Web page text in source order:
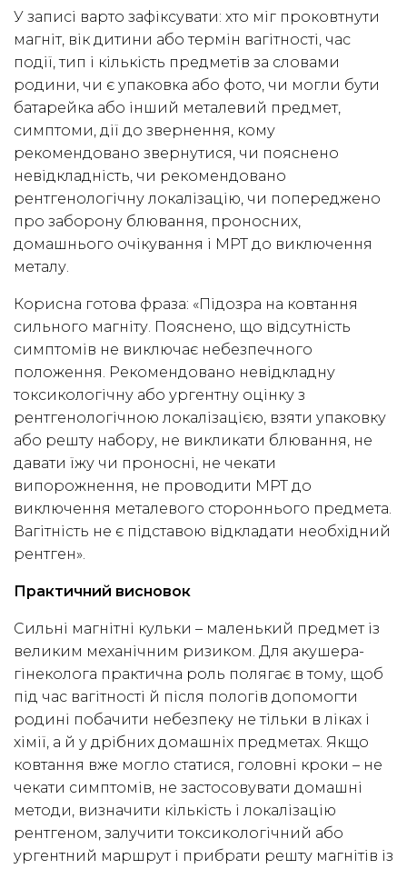
У записі варто зафіксувати: хто міг проковтнути
магніт, вік дитини або термін вагітності, час
події, тип і кількість предметів за словами
родини, чи є упаковка або фото, чи могли бути
батарейка або інший металевий предмет,
симптоми, дії до звернення, кому
рекомендовано звернутися, чи пояснено
невідкладність, чи рекомендовано
рентгенологічну локалізацію, чи попереджено
про заборону блювання, проносних,
домашнього очікування і МРТ до виключення
металу.
Корисна готова фраза: «Підозра на ковтання
сильного магніту. Пояснено, що відсутність
симптомів не виключає небезпечного
положення. Рекомендовано невідкладну
токсикологічну або ургентну оцінку з
рентгенологічною локалізацією, взяти упаковку
або решту набору, не викликати блювання, не
давати їжу чи проносні, не чекати
випорожнення, не проводити МРТ до
виключення металевого стороннього предмета.
Вагітність не є підставою відкладати необхідний
рентген».
Практичний висновок
Сильні магнітні кульки – маленький предмет із
великим механічним ризиком. Для акушера-
гінеколога практична роль полягає в тому, щоб
під час вагітності й після пологів допомогти
родині побачити небезпеку не тільки в ліках і
хімії, а й у дрібних домашніх предметах. Якщо
ковтання вже могло статися, головні кроки – не
чекати симптомів, не застосовувати домашні
методи, визначити кількість і локалізацію
рентгеном, залучити токсикологічний або
ургентний маршрут і прибрати решту магнітів із